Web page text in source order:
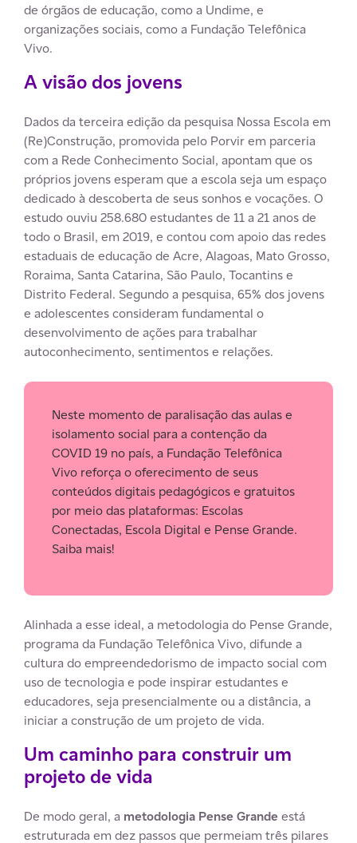
de órgãos de educação, como a Undime, e
organizações sociais, como a Fundação Telefônica
Vivo.
A visão dos jovens
Dados da terceira edição da pesquisa Nossa Escola em
(Re)Construção, promovida pelo Porvir em parceria
com a Rede Conhecimento Social, apontam que os
próprios jovens esperam que a escola seja um espaço
dedicado à descoberta de seus sonhos e vocações. O
estudo ouviu 258.680 estudantes de 11 a 21 anos de
todo o Brasil, em 2019, e contou com apoio das redes
estaduais de educação de Acre, Alagoas, Mato Grosso,
Roraima, Santa Catarina, São Paulo, Tocantins e
Distrito Federal. Segundo a pesquisa, 65% dos jovens
e adolescentes consideram fundamental o
desenvolvimento de ações para trabalhar
autoconhecimento, sentimentos e relações.
Neste momento de paralisação das aulas e
isolamento social para a contenção da
COVID 19 no país, a Fundação Telefônica
Vivo reforça o oferecimento de seus
conteúdos digitais pedagógicos e gratuitos
por meio das plataformas: Escolas
Conectadas, Escola Digital e Pense Grande.
Saiba mais!
Alinhada a esse ideal, a metodologia do Pense Grande,
programa da Fundação Telefônica Vivo, difunde a
cultura do empreendedorismo de impacto social com
uso de tecnologia e pode inspirar estudantes e
educadores, seja presencialmente ou a distância, a
iniciar a construção de um projeto de vida.
Um caminho para construir um
projeto de vida
De modo geral, a metodologia Pense Grandeestá
estruturada em dez passos que permeiam três pilares